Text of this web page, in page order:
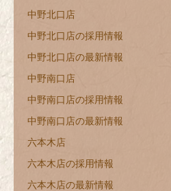
中野北口店
中野北口店の採用情報
中野北口店の最新情報
中野南口店
中野南口店の採用情報
中野南口店の最新情報
六本木店
六本木店の採用情報
六本木店の最新情報